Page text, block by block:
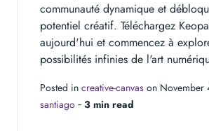
communauté dynamique et
potentiel créatif. Téléchargez
aujourd'hui et commencez à
possibilités infinies de l'art
Posted in creative-canvas on November
santiago ‐ 3 min read